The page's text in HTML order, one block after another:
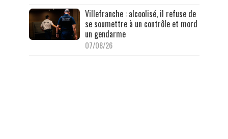
Villefranche : alcoolisé, il refuse de
se soumettre à un contrôle et mord
un gendarme
07/08/26